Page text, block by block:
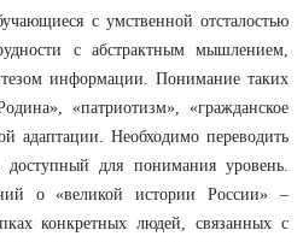
с умственной отсталостью
с абстрактным мышлением,
информации. Понимание таких
«патриотизм», «гражданское
адаптации. Необходимо переводить
для понимания уровень.
о «великой истории России» –
конкретных людей, связанных с